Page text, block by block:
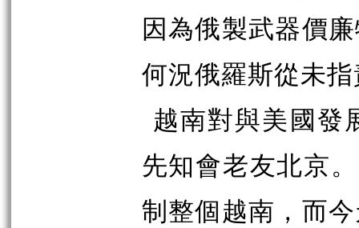
因為俄製武器價
何況俄羅斯從未
越南對與美國發
先知會老友北京
制整個越南，而